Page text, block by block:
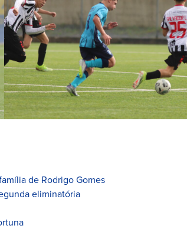
de Rodrigo Gomes
eliminatória